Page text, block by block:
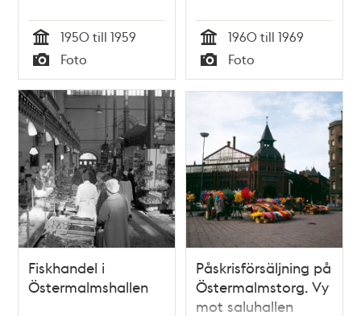
Tid
1950 till 1959
Typ
Foto Tid
1960 till 1969
Typ
Foto
Fiskhandel i
Östermalmshallen
Påskrisförsäljning på
Östermalmstorg. Vy
mot saluhallen